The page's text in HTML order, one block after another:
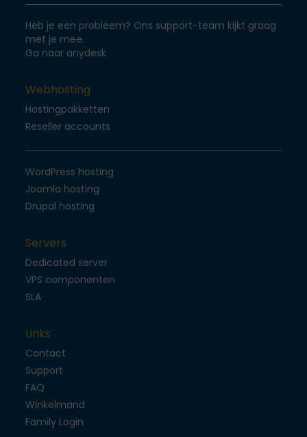
Heb je een probleem? Ons support-team kijkt graag
met je mee.
Ga naar anydesk
Webhosting
Hostingpakketten
Reseller accounts
WordPress hosting
Joomla hosting
Drupal hosting
Servers
Dedicated server
VPS componenten
SLA
Links
Contact
Support
FAQ
Winkelmand
Family Login